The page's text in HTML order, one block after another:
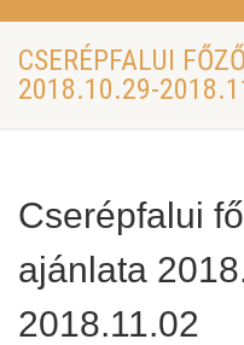
CSERÉPFALUI
2018.10.29-
Cserépfalui
ajánlata
2018.11.02